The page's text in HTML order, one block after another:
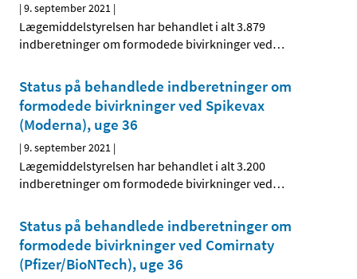
|9. september 2021 |
Lægemiddelstyrelsen har behandlet i alt 3.879
indberetninger om formodede bivirkninger ved…
Status på behandlede indberetninger om
formodede bivirkninger ved Spikevax
(Moderna), uge 36
|9. september 2021 |
Lægemiddelstyrelsen har behandlet i alt 3.200
indberetninger om formodede bivirkninger ved…
Status på behandlede indberetninger om
formodede bivirkninger ved Comirnaty
(Pfizer/BioNTech), uge 36